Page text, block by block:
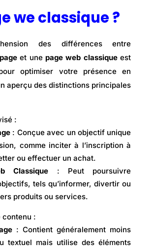
we classique ?
des différences entre
et une page web classique est
optimiser votre présence en
aperçu des distinctions principales
:
: Conçue avec un objectif unique
comme inciter à l’inscription à
ou effectuer un achat.
Classique
: Peut poursuivre
tels qu’informer, divertir ou
produits ou services.
contenu :
: Contient généralement moins
textuel mais utilise des éléments